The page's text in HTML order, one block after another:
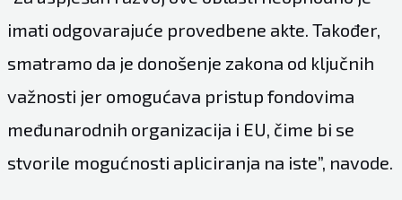
imati odgovarajuće provedbene akte. Također,
smatramo da je donošenje zakona od ključnih
važnosti jer omogućava pristup fondovima
međunarodnih organizacija i EU, čime bi se
stvorile mogućnosti apliciranja na iste”, navode.